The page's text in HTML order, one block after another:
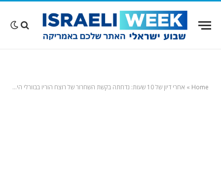
Home
» אחרי דיון של 10 שעות: נדחתה בקשת השחרור של רוצח הוריו בבוורלי הילס – הוא עדיין מהווה סכנה לציבור